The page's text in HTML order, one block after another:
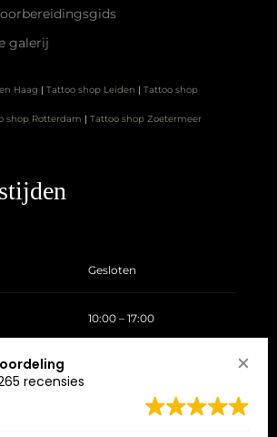
galerij
Haag | Tattoo shop Leiden | Tattoo shop
shop Rotterdam | Tattoo shop Zoetermeer
Gesloten
10:00 – 17:00
10:00 – 17:00
recensies